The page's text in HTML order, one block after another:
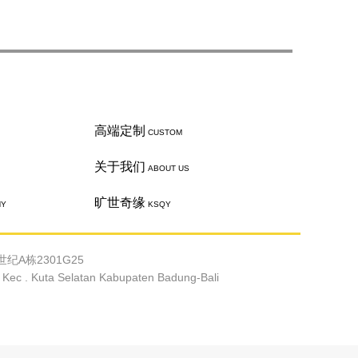
高端定制 CUSTOM
关于我们 ABOUT US
旷世奇缘 KSQY
纪A栋2301G25
. Kuta Selatan Kabupaten Badung-Bali